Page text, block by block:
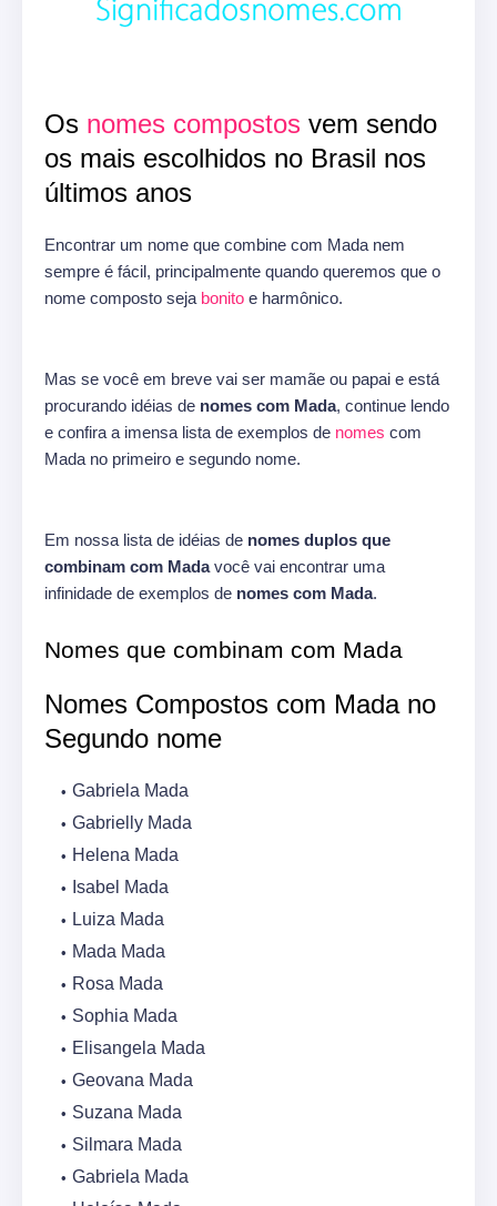
Os nomes compostos vem sendo
os mais escolhidos no Brasil nos
últimos anos
Encontrar um nome que combine com Mada nem
sempre é fácil, principalmente quando queremos que o
nome composto seja bonito e harmônico.
Mas se você em breve vai ser mamãe ou papai e está
procurando idéias de nomes com Mada, continue lendo
e confira a imensa lista de exemplos de nomes com
Mada no primeiro e segundo nome.
Em nossa lista de idéias de nomes duplos que
combinam com Madavocê vai encontrar uma
infinidade de exemplos de nomes com Mada.
Nomes que combinam com Mada
Nomes Compostos com Mada no
Segundo nome
Gabriela Mada
Gabrielly Mada
Helena Mada
Isabel Mada
Luiza Mada
Mada Mada
Rosa Mada
Sophia Mada
Elisangela Mada
Geovana Mada
Suzana Mada
Silmara Mada
Gabriela Mada